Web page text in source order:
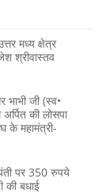
मध्य क्षेत्र
श्रीवास्तव
भाभी जी (स्व•
की लोसपा
के महामंत्री-
पर 350 रुपये
की बधाई